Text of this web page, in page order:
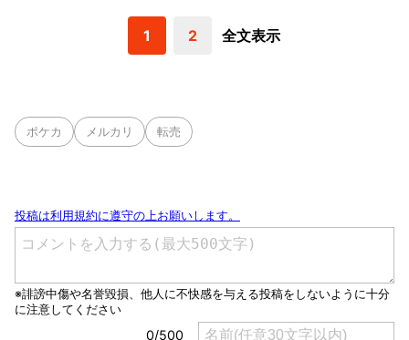
1 2 全文表示
ポケカ メルカリ 転売